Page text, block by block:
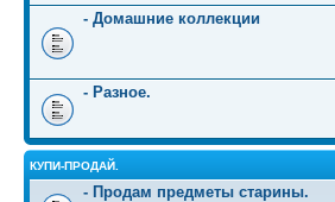
- Домашние коллекции
- Разное.
КУПИ-ПРОДАЙ.
- Продам предметы старины.